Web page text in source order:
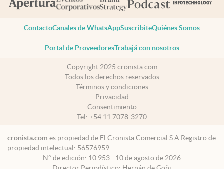
ContactoCanales de WhatsAppSuscribiteQuiénes Somos
Portal de ProveedoresTrabajá con nosotros
Copyright 2025 cronista.com
Todos los derechos reservados
Términos y condiciones
Privacidad
Consentimiento
Tel: +54 11 7078-3270
cronista.com es propiedad de El Cronista Comercial S.A Registro de
propiedad intelectual: 56576959
N° de edición: 10.953 - 10 de agosto de 2026